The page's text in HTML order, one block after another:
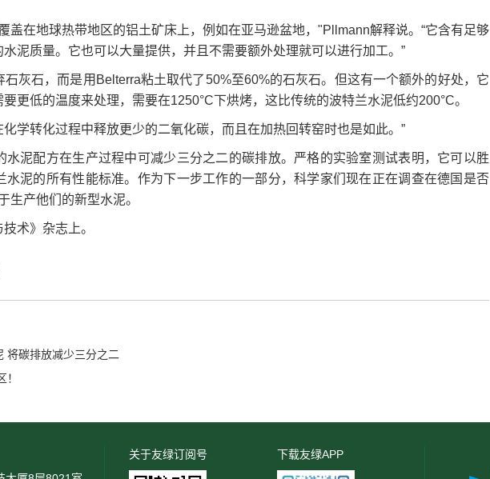
盖在地球热带地区的铝土矿床上，例如在亚马逊盆地，"Pllmann解释说。“它含有足够
泥质量。它也可以大量提供，并且不需要额外处理就可以进行加工。”
灰石，而是用Belterra粘土取代了50%至60%的石灰石。但这有一个额外的好处，它
更低的温度来处理，需要在1250°C下烘烤，这比传统的波特兰水泥低约200°C。
学转化过程中释放更少的二氧化碳，而且在加热回转窑时也是如此。”
水泥配方在生产过程中可减少三分之二的碳排放。严格的实验室测试表明，它可以胜
水泥的所有性能标准。作为下一步工作的一部分，科学家们现在正在调查在德国是否
生产他们的新型水泥。
术》杂志上。
将碳排放减少三分之二
关于友绿订阅号 下载友绿APP